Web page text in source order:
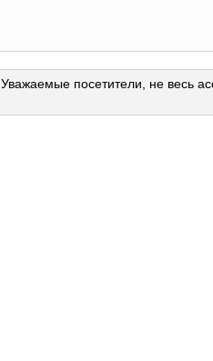
Уважаемые посетители, не весь